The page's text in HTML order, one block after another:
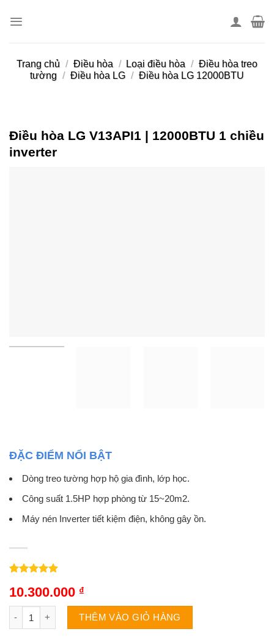
Trang chủ / Điều hòa / Loại điều hòa / Điều hòa treo
tường / Điều hòa LG / Điều hòa LG 12000BTU
Điều hòa LG V13API1 | 12000BTU 1 chiều
inverter
ĐẶC ĐIỂM NỔI BẬT
Dòng treo tường hợp hộ gia đình, lớp học.
Công suất 1.5HP hợp phòng từ 15~20m2.
Máy nén Inverter tiết kiệm điện, không gây ồn.
dựa trên
10.300.000 ₫
Điều hòa LG V13API1 | 12000BTU 1 chiều inverter số lượng
THÊM VÀO GIỎ HÀNG